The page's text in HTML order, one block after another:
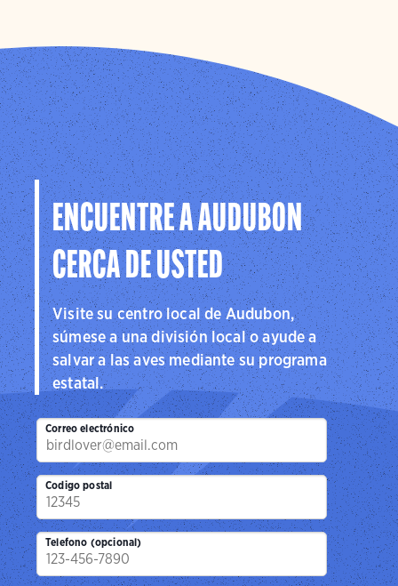
ENCUENTRE A AUDUBON
CERCA DE USTED
Visite su centro local de Audubon,
súmese a una división local o ayude a
salvar a las aves mediante su programa
estatal.
Correo electrónico
Codigo postal
Telefono (opcional)